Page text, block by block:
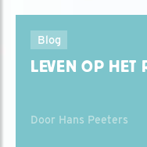
Blog
LEVEN OP HET
Door Hans Peeters